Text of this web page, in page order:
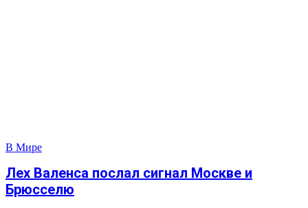
В Мире
Лех Валенса послал сигнал Москве и
Брюсселю